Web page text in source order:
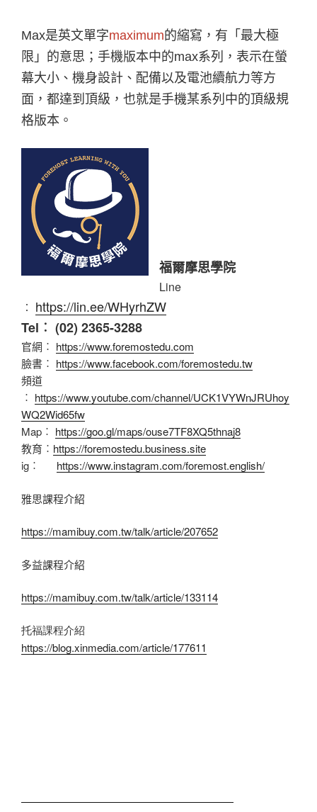
Max是英文單字maximum的縮寫，有「最大極
限」的意思；手機版本中的max系列，表示在螢
幕大小、機身設計、配備以及電池續航力等方
面，都達到頂級，也就是手機某系列中的頂級規
格版本。
福爾摩思學院
Line
︰ https://lin.ee/WHyrhZW
Tel︰ (02) 2365-3288
官網︰ https://www.foremostedu.com
臉書︰ https://www.facebook.com/foremostedu.tw
頻道
︰ https://www.youtube.com/channel/UCK1VYWnJRUhoy
WQ2Wid65fw
Map︰ https://goo.gl/maps/ouse7TF8XQ5thnaj8
教育︰ https://foremostedu.business.site
ig︰ https://www.instagram.com/foremost.english/
雅思課程介紹
https://mamibuy.com.tw/talk/article/207652
多益課程介紹
https://mamibuy.com.tw/talk/article/133114
托福課程介紹
https://blog.xinmedia.com/article/177611